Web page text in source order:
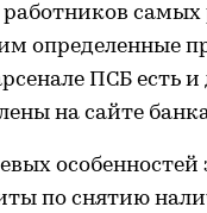
определенные
ПСБ есть
на сайте
по снятию